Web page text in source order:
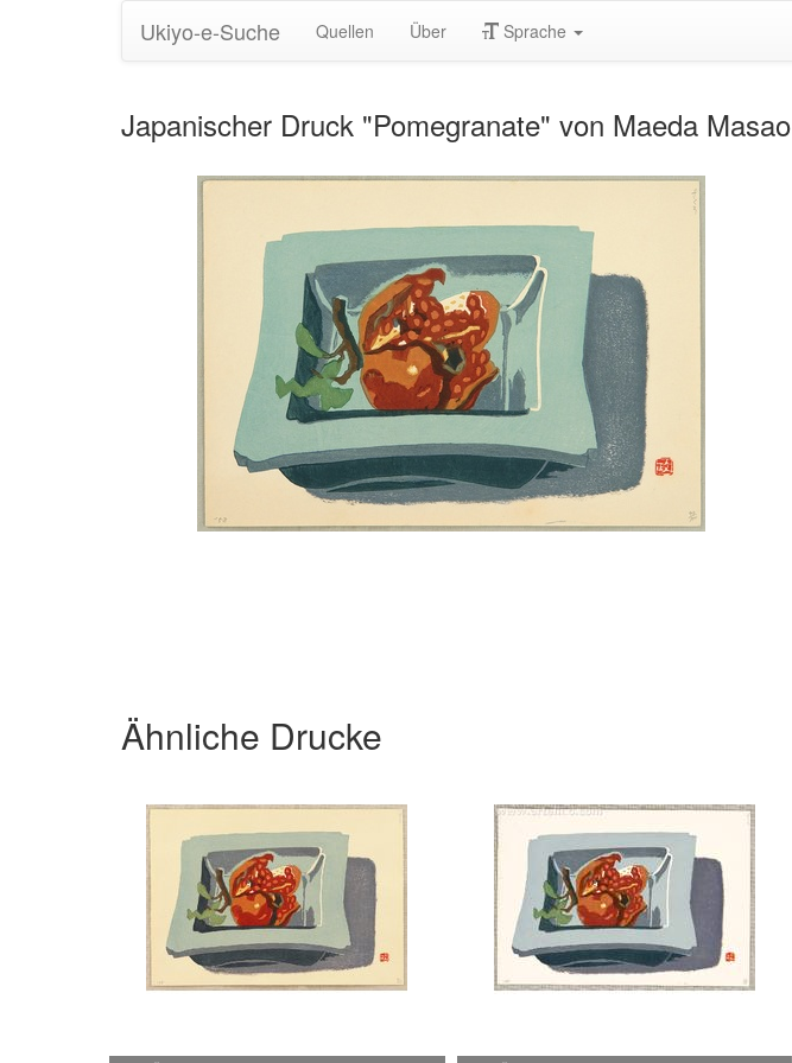
Ukiyo-e-Suche Quellen Über Sprache
Japanischer Druck "Pomegranate" von Maeda Masao
Ähnliche Drucke